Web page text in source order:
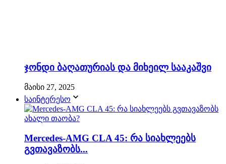
ჯონდი ბაღათურიას და მიხეილ სააკაშვი
მაისი 27, 2025
საინტერესო
Mercedes-AMG CLA 45: რა სიახლეებს
გვთავაზობს...